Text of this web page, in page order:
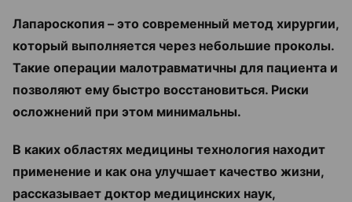
Лапароскопия – это современный метод хирургии,
который выполняется через небольшие проколы.
Такие операции малотравматичны для пациента и
позволяют ему быстро восстановиться. Риски
осложнений при этом минимальны.
В каких областях медицины технология находит
применение и как она улучшает качество жизни,
рассказывает доктор медицинских наук,